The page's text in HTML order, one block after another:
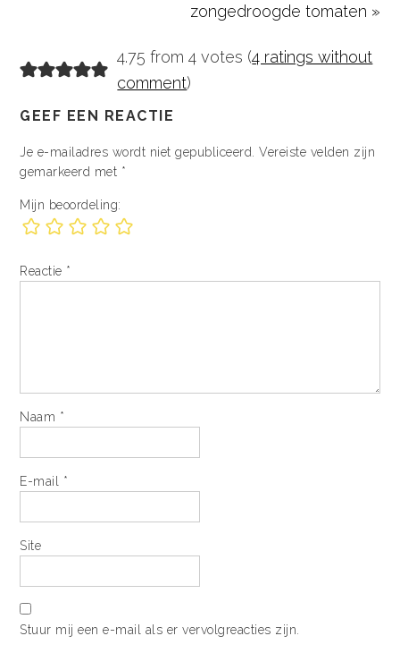
zongedroogde tomaten »
4.75 from 4 votes (4 ratings without
comment)
GEEF EEN REACTIE
Je e-mailadres wordt niet gepubliceerd.
Vereiste velden zijn
gemarkeerd met *
Mijn beoordeling:
Reactie *
Naam *
E-mail *
Site
Stuur mij een e-mail als er vervolgreacties zijn.